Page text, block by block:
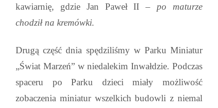
kawiarnię, gdzie Jan Paweł II – po maturze
chodził na kremówki.
Drugą część dnia spędziliśmy w Parku Miniatur
„Świat Marzeń” w niedalekim Inwałdzie. Podczas
spaceru po Parku dzieci miały możliwość
zobaczenia miniatur wszelkich budowli z niemal